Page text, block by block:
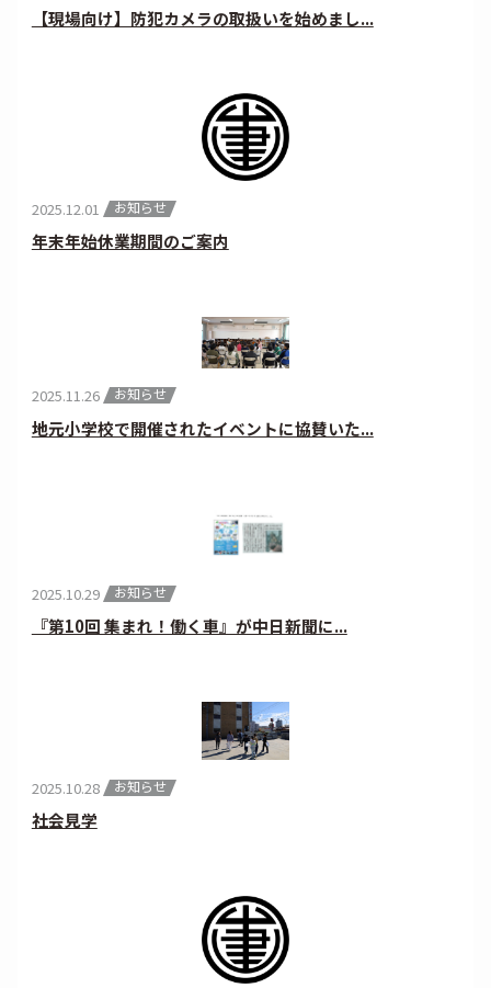
【現場向け】防犯カメラの取扱いを始めまし...
2025.12.01 お知らせ
年末年始休業期間のご案内
2025.11.26 お知らせ
地元小学校で開催されたイベントに協賛いた...
2025.10.29 お知らせ
『第10回 集まれ！働く車』が中日新聞に...
2025.10.28 お知らせ
社会見学